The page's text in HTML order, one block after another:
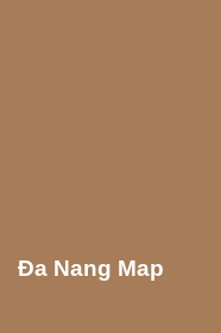
Đa Nang Map